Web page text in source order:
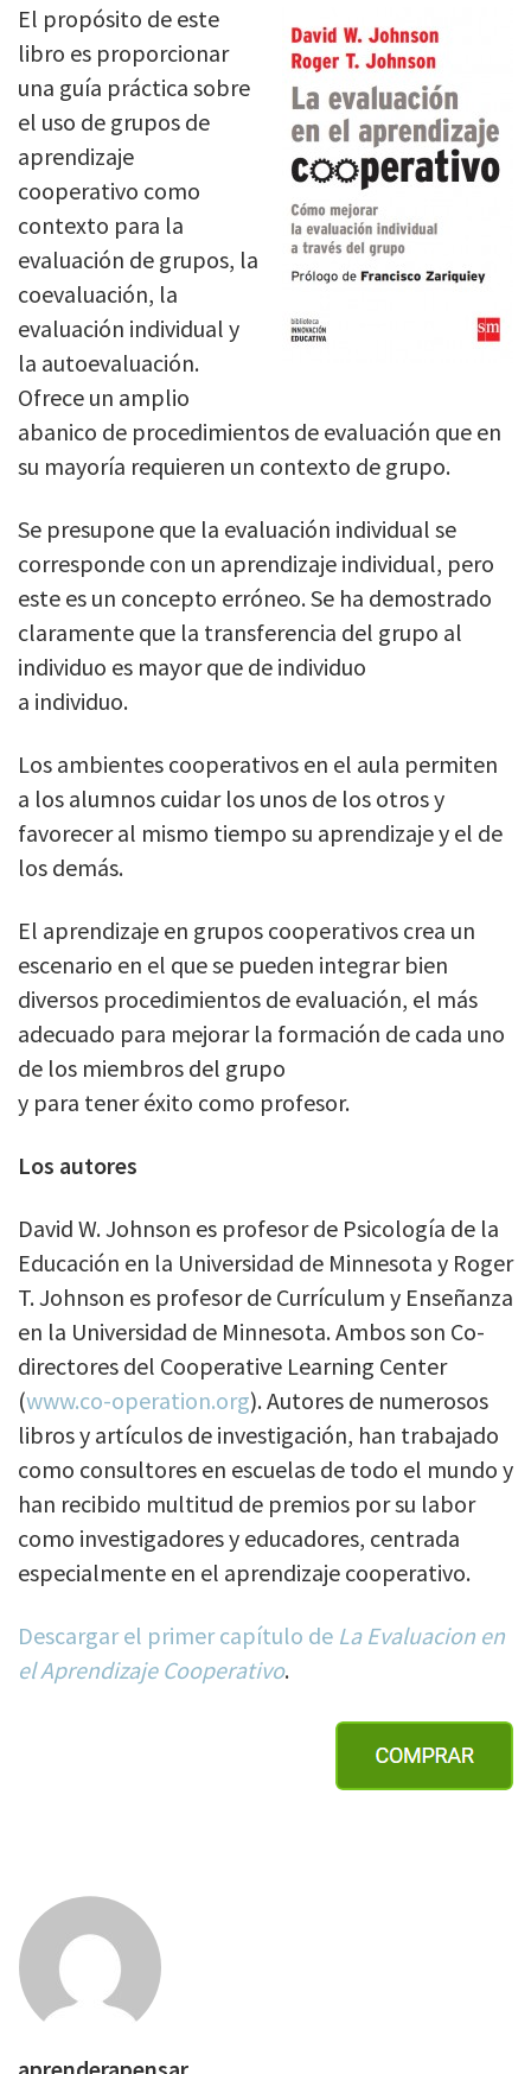
El propósito de este
libro es proporcionar
una guía práctica sobre
el uso de grupos de
aprendizaje
cooperativo como
contexto para la
evaluación de grupos, la
coevaluación, la
evaluación individual y
la autoevaluación.
Ofrece un amplio
abanico de procedimientos de evaluación que en
su mayoría requieren un contexto de grupo.
Se presupone que la evaluación individual se
corresponde con un aprendizaje individual, pero
este es un concepto erróneo. Se ha demostrado
claramente que la transferencia del grupo al
individuo es mayor que de individuo
a individuo.
Los ambientes cooperativos en el aula permiten
a los alumnos cuidar los unos de los otros y
favorecer al mismo tiempo su aprendizaje y el de
los demás.
El aprendizaje en grupos cooperativos crea un
escenario en el que se pueden integrar bien
diversos procedimientos de evaluación, el más
adecuado para mejorar la formación de cada uno
de los miembros del grupo
y para tener éxito como profesor.
Los autores
David W. Johnson es profesor de Psicología de la
Educación en la Universidad de Minnesota y Roger
T. Johnson es profesor de Currículum y Enseñanza
en la Universidad de Minnesota. Ambos son Co-
directores del Cooperative Learning Center
(www.co-operation.org). Autores de numerosos
libros y artículos de investigación, han trabajado
como consultores en escuelas de todo el mundo y
han recibido multitud de premios por su labor
como investigadores y educadores, centrada
especialmente en el aprendizaje cooperativo.
Descargar el primer capítulo de La Evaluacion en
el Aprendizaje Cooperativo.